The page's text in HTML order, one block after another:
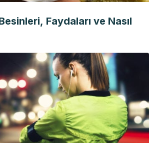
Faydaları ve Nasıl